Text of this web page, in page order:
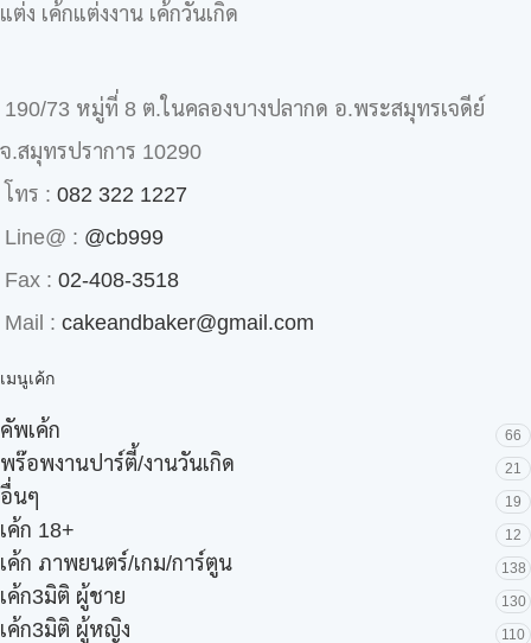
แต่ง เค้กแต่งงาน เค้กวันเกิด
190/73 หมู่ที่ 8 ต.ในคลองบางปลากด อ.พระสมุทรเจดีย์
จ.สมุทรปราการ 10290
โทร : 082 322 1227
Line@ : @cb999
Fax : 02-408-3518
Mail : cakeandbaker@gmail.com
เมนูเค้ก
คัพเค้ก 66
พร๊อพงานปาร์ตี้/งานวันเกิด 21
อื่นๆ 19
เค้ก 18+ 12
เค้ก ภาพยนตร์/เกม/การ์ตูน 138
เค้ก3มิติ ผู้ชาย 130
เค้ก3มิติ ผู้หญิง 110